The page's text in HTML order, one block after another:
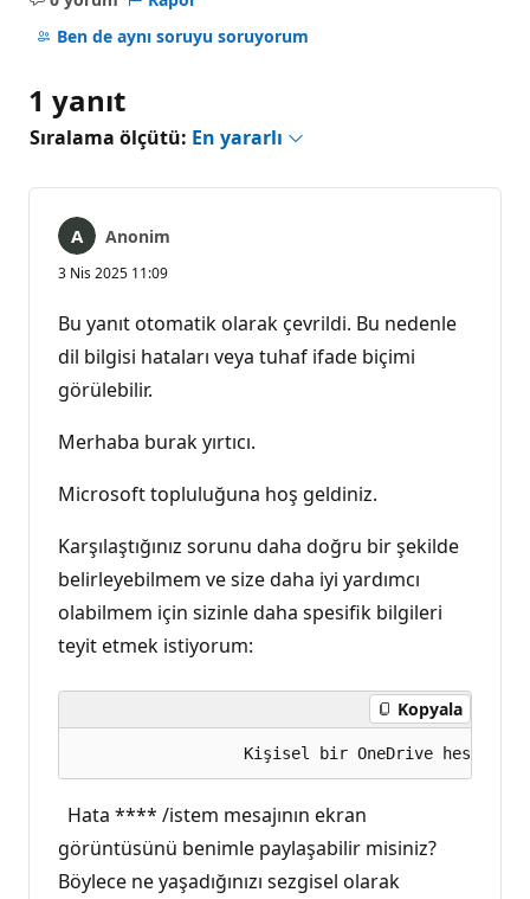
Açıklama
yok
Ben de aynı soruyu soruyorum
1 yanıt
Sıralama ölçütü: En yararlı
Anonim
3 Nis 2025 11:09
Bu yanıt otomatik olarak çevrildi. Bu nedenle
dil bilgisi hataları veya tuhaf ifade biçimi
görülebilir.
Merhaba burak yırtıcı.
Microsoft topluluğuna hoş geldiniz.
Karşılaştığınız sorunu daha doğru bir şekilde
belirleyebilmem ve size daha iyi yardımcı
olabilmem için sizinle daha spesifik bilgileri
teyit etmek istiyorum:
Kopyala
Hata **** /istem mesajının ekran
görüntüsünü benimle paylaşabilir misiniz?
Böylece ne yaşadığınızı sezgisel olarak